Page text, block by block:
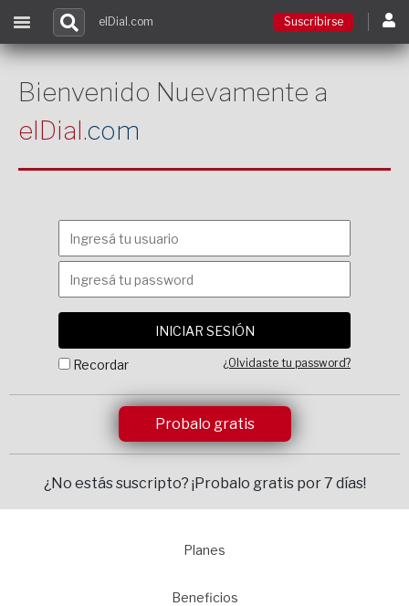
Contacto
elDial.com Suscribirse
Bienvenido Nuevamente a
elDial.com
Recordar ¿Olvidaste tu password?
Probalo gratis
¿No estás suscripto? ¡Probalo gratis por 7 días!
Planes
Beneficios